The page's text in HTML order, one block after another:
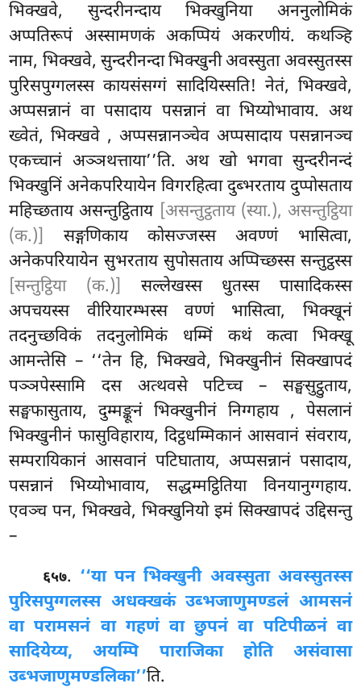
भिक्खवे, सुन्दरीनन्दाय भिक्खुनिया अननुलोमिकं
अप्पतिरूपं अस्सामणकं अकप्पियं अकरणीयं. कथञ्हि
नाम, भिक्खवे, सुन्दरीनन्दा भिक्खुनी अवस्सुता अवस्सुतस्स
पुरिसपुग्गलस्स कायसंसग्गं सादियिस्सति! नेतं, भिक्खवे,
अप्पसन्नानं वा पसादाय पसन्नानं वा भिय्योभावाय. अथ
ख्वेतं, भिक्खवे , अप्पसन्नानञ्चेव अप्पसादाय पसन्नानञ्च
एकच्चानं अञ्ञथत्ताया’’ति. अथ खो भगवा सुन्दरीनन्दं
भिक्खुनिं अनेकपरियायेन विगरहित्वा दुब्भरताय दुप्पोसताय
महिच्छताय असन्तुट्ठिताय [असन्तुट्ठताय (स्या.), असन्तुट्ठिया
(क.)]
सङ्गणिकाय कोसज्जस्स अवण्णं भासित्वा,
अनेकपरियायेन सुभरताय सुपोसताय अप्पिच्छस्स सन्तुट्ठस्स
[सन्तुट्ठिया (क.)]
सल्लेखस्स धुतस्स पासादिकस्स
अपचयस्स वीरियारम्भस्स वण्णं भासित्वा, भिक्खूनं
तदनुच्छविकं तदनुलोमिकं धम्मिं कथं कत्वा भिक्खू
आमन्तेसि – ‘‘तेन हि, भिक्खवे, भिक्खुनीनं सिक्खापदं
पञ्ञपेस्सामि दस अत्थवसेपटिच्च – सङ्घसुट्ठुताय,
सङ्घफासुताय, दुम्मङ्कूनं भिक्खुनीनं निग्गहाय , पेसलानं
भिक्खुनीनं फासुविहाराय, दिट्ठधम्मिकानं आसवानं संवराय,
सम्परायिकानं आसवानं पटिघाताय, अप्पसन्नानं पसादाय,
पसन्नानं भिय्योभावाय, सद्धम्मट्ठितिया विनयानुग्गहाय.
एवञ्च पन, भिक्खवे, भिक्खुनियो इमं सिक्खापदं उद्दिसन्तु
–
६५७. ‘‘या पन भिक्खुनी अवस्सुता अवस्सुतस्स
पुरिसपुग्गलस्स अधक्खकं उब्भजाणुमण्डलं आमसनं
वा परामसनं वा गहणं वा छुपनं वा पटिपीळनं वा
सादियेय्य, अयम्पि पाराजिका होति असंवासा
उब्भजाणुमण्डलिका’’ति.